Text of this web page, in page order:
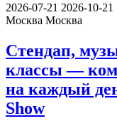
2026-07-21 2026-10-21
Москва Москва
Стендап,
классы —
на каждый
Show